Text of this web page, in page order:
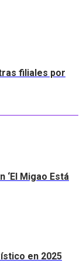
filiales por
Migao Está
en 2025